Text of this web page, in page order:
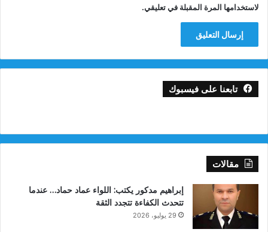
لاستخدامها المرة المقبلة في تعليقي.
تابعنا على فيسبوك
مقالات
إبراهيم مدكور يكتب: اللواء عماد حماد… عندما
تتحدث الكفاءة تتجدد الثقة
29 يوليو، 2026